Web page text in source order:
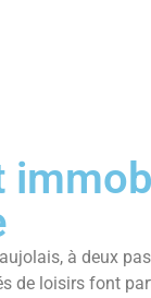
à deux
de loisirs font